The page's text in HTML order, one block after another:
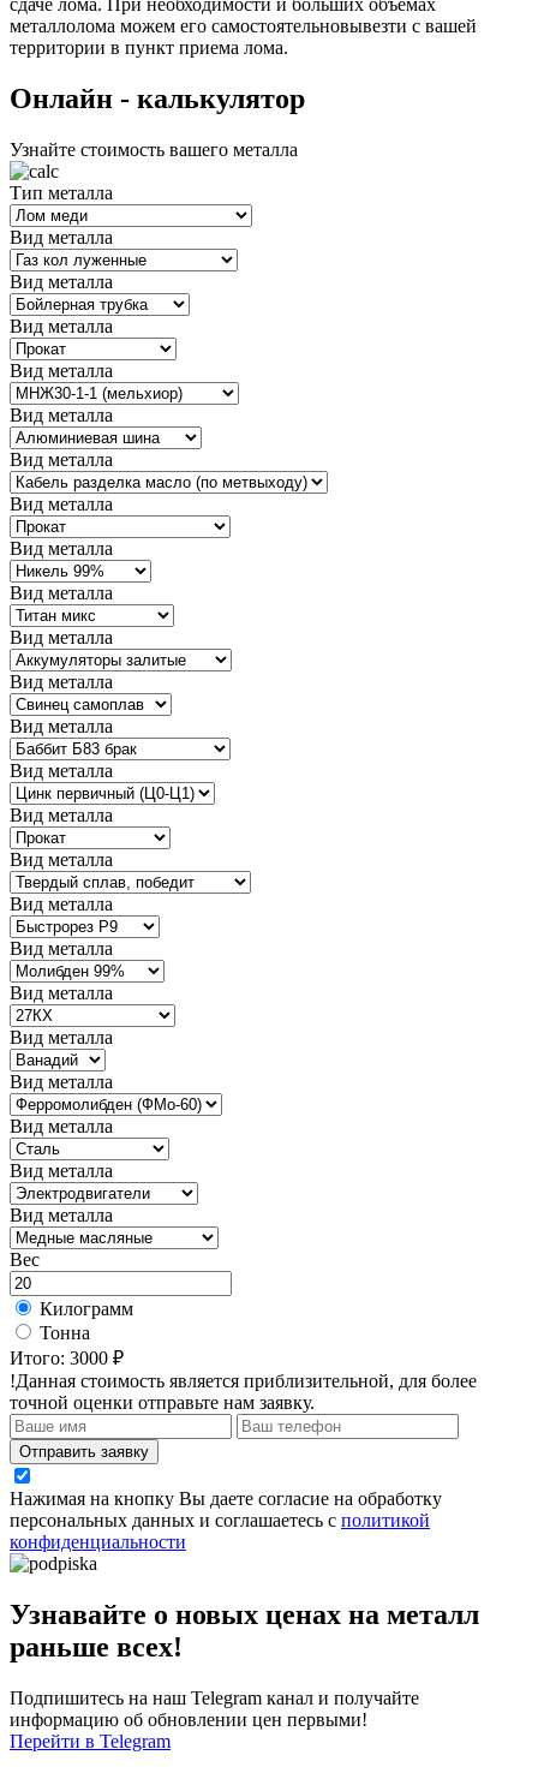
металлолома можем его самостоятельновывезти с вашей
территории в пункт приема лома.
Oнлайн - калькулятор
Узнайте стоимость вашего металла
Тип металла
Вид металла
Вид металла
Вид металла
Вид металла
Вид металла
Вид металла
Вид металла
Вид металла
Вид металла
Вид металла
Вид металла
Вид металла
Вид металла
Вид металла
Вид металла
Вид металла
Вид металла
Вид металла
Вид металла
Вид металла
Вид металла
Вид металла
Вид металла
Вес
Килограмм
Тонна
Итого: 3000 ₽
!Данная стоимость является приблизительной, для более
точной оценки отправьте нам заявку.
Отправить заявку
Нажимая на кнопку Вы даете согласие на обработку
персональных данных и соглашаетесь с политикой
конфиденциальности
Узнавайте о новых ценах на металл
раньше всех!
Подпишитесь на наш Telegram канал и получайте
информацию об обновлении цен первыми!
Перейти в Telegram